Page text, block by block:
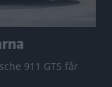
911 GTS får